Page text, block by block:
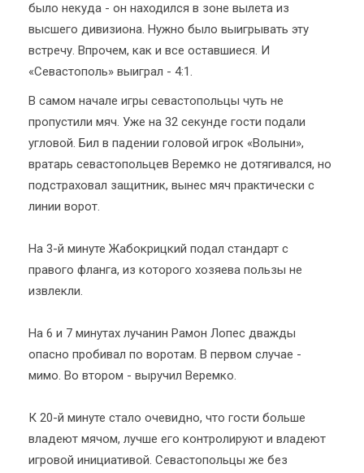
было некуда - он находился в зоне вылета из
высшего дивизиона. Нужно было выигрывать эту
встречу. Впрочем, как и все оставшиеся. И
«Севастополь» выиграл - 4:1.
В самом начале игры севастопольцы чуть не
пропустили мяч. Уже на 32 секунде гости подали
угловой. Бил в падении головой игрок «Волыни»,
вратарь севастопольцев Веремко не дотягивался, но
подстраховал защитник, вынес мяч практически с
линии ворот.
На 3-й минуте Жабокрицкий подал стандарт с
правого фланга, из которого хозяева пользы не
извлекли.
На 6 и 7 минутах лучанин Рамон Лопес дважды
опасно пробивал по воротам. В первом случае -
мимо. Во втором - выручил Веремко.
К 20-й минуте стало очевидно, что гости больше
владеют мячом, лучше его контролируют и владеют
игровой инициативой. Севастопольцы же без